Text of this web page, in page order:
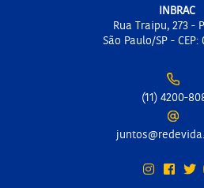
INBRAC
Rua Traipu, 273 -
São Paulo/SP - CEP:
(11) 4200-